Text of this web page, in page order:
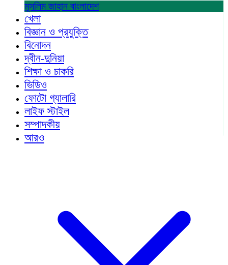
মুসলিম জাহান বাংলাদেশ
খেলা
বিজ্ঞান ও প্রযুক্তি
বিনোদন
দ্বীন-দুনিয়া
শিক্ষা ও চাকরি
ভিডিও
ফোটো গ্যালারি
লাইফ স্টাইল
সম্পাদকীয়
আরও